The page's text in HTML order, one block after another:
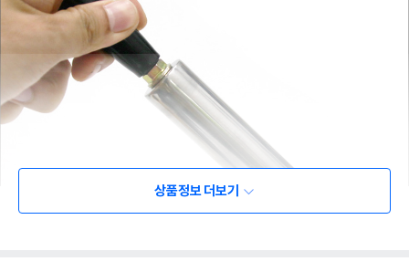
상품정보 더보기